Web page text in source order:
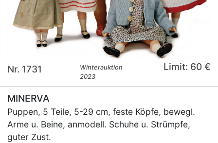
Nr. 1731
Winterauktion
2023
Limit: 60 €
MINERVA
Puppen, 5 Teile, 5-29 cm, feste Köpfe, bewegl.
Arme u. Beine, anmodell. Schuhe u. Strümpfe,
guter Zust.